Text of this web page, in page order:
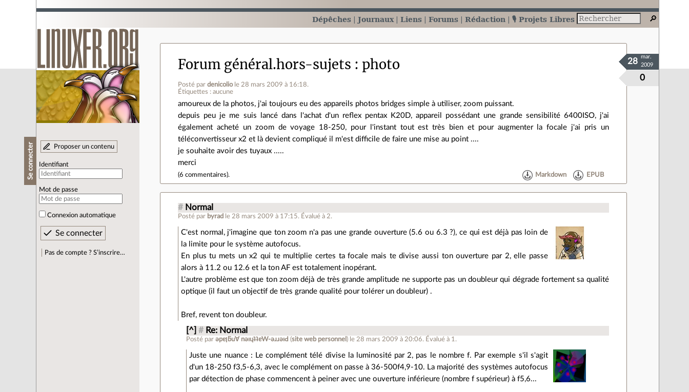
Dépêches Journaux Liens Forums Rédaction 🎙️ Projets Libres
Se connecter Proposer un contenu
Identifiant
Mot de passe
Connexion automatique
Pas de compte ? S’inscrire…
Forum général.hors-sujets photo
Posté pardenicolio le 28 mars 2009 à 16:18.
Étiquettes : aucune
0
28
mar.
2009
amoureux de la photos, j'ai toujours eu des appareils photos bridges simple à utiliser, zoom puissant.
depuis peu je me suis lancé dans l'achat d'un reflex pentax K20D, appareil possédant une grande sensibilité 6400ISO, j'ai
également acheté un zoom de voyage 18-250, pour l'instant tout est très bien et pour augmenter la focale j'ai pris un
téléconvertisseur x2 et là devient compliqué il m'est difficile de faire une mise au point ....
je souhaite avoir des tuyaux .....
merci
(6 commentaires). Markdown EPUB
# Normal
Posté par byrad le 28 mars 2009 à 17:15. Évalué à 2.
C'est normal, j'imagine que ton zoom n'a pas une grande ouverture (5.6 ou 6.3 ?), ce qui est déjà pas loin de
la limite pour le système autofocus.
En plus tu mets un x2 qui te multiplie certes ta focale mais te divise aussi ton ouverture par 2, elle passe
alors à 11.2 ou 12.6 et la ton AF est totalement inopérant.
L'autre problème est que ton zoom déjà de très grande amplitude ne supporte pas un doubleur qui dégrade fortement sa qualité
optique (il faut un objectif de très grande qualité pour tolérer un doubleur) .
Bref, revent ton doubleur.
[^] # Re: Normal
Posté par ǝpɐןƃu∀ nǝıɥʇʇɐW-ǝɹɹǝıԀ (site web personnel ) le 28 mars 2009 à 20:06. Évalué à 1 .
Juste une nuance : Le complément télé divise la luminosité par 2, pas le nombre f. Par exemple s'il s'agit
d'un 18-250 f3,5-6,3, avec le complément on passe à 36-500f4,9-10. La majorité des systèmes autofocus
par détection de phase commencent à peiner avec une ouverture inférieure (nombre f supérieur) à f5,6...